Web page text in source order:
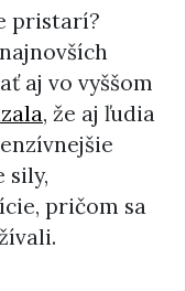
pristarí?
aj vo vyššom
, že aj ľudia
sily,
pričom sa